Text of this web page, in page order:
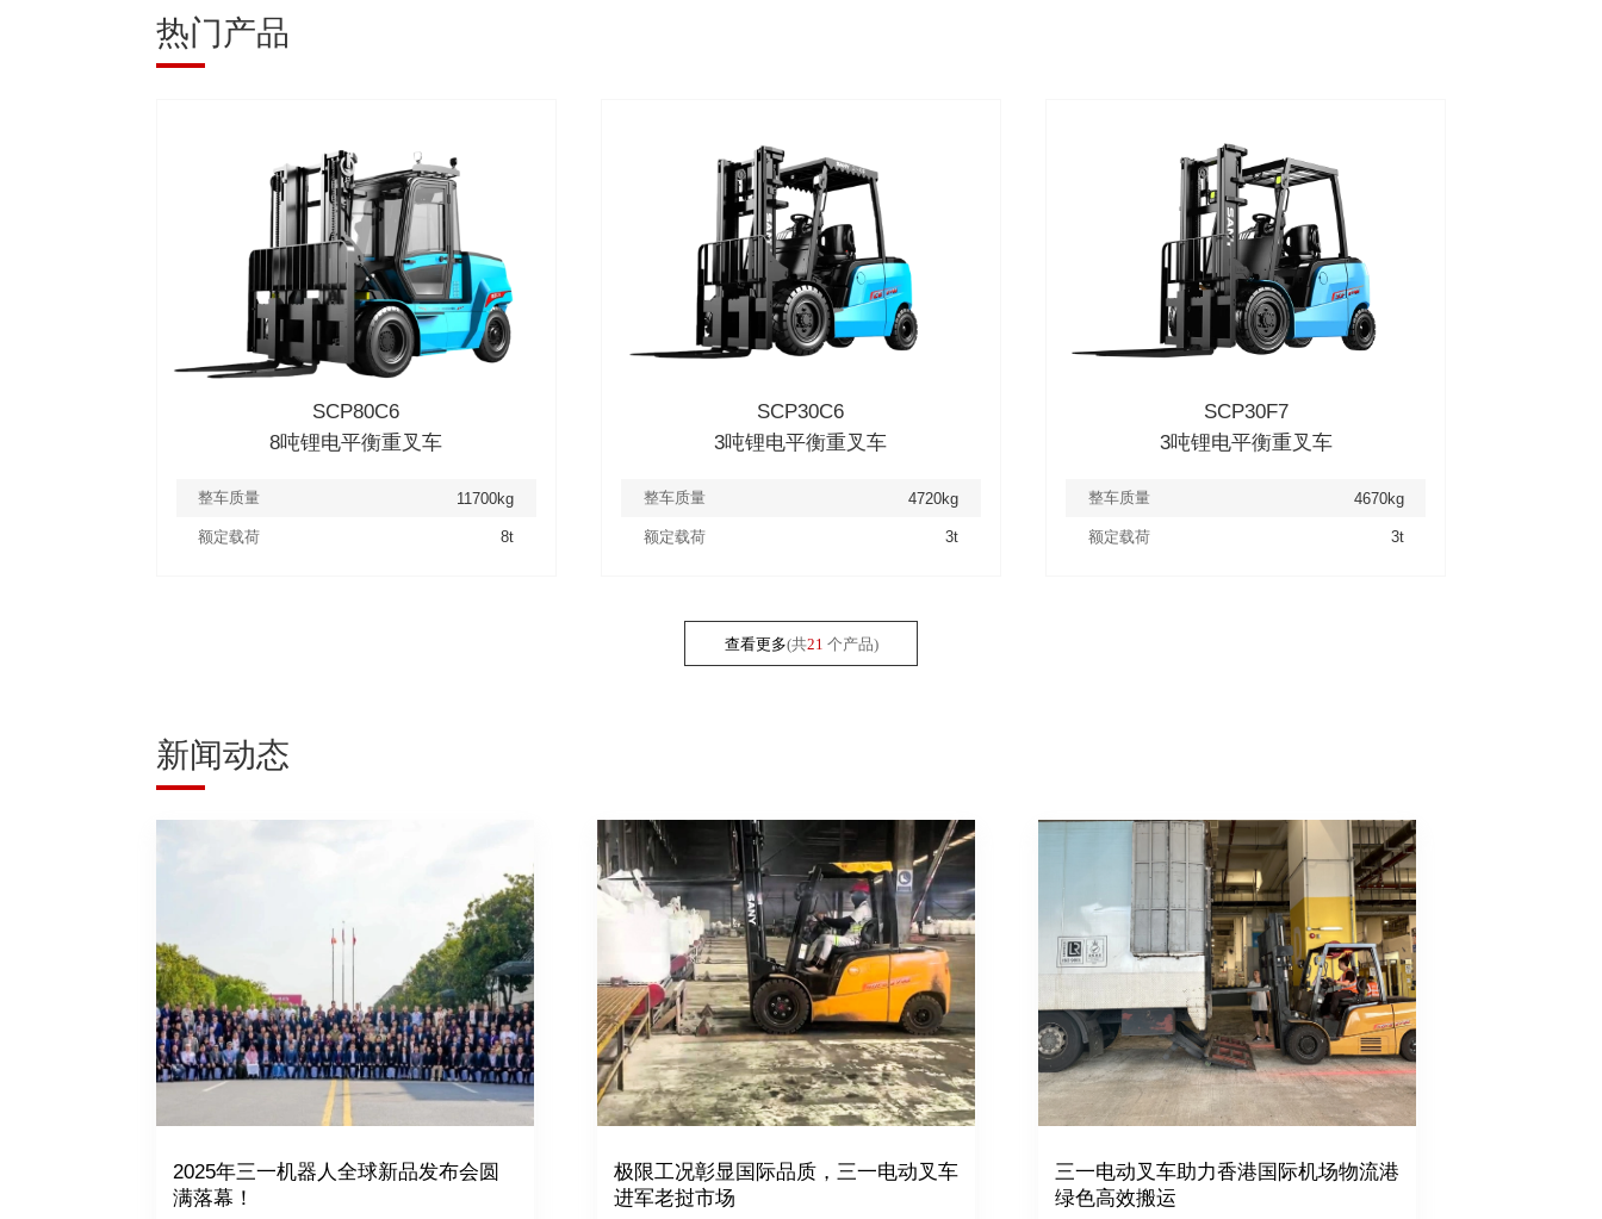
热门产品
SCP80C6
8吨锂电平衡重叉车
整车质量 11700kg
额定载荷 8t
SCP30C6
3吨锂电平衡重叉车
整车质量 4720kg
额定载荷 3t
SCP30F7
3吨锂电平衡重叉车
整车质量 4670kg
额定载荷 3t
查看更多(共21 个产品)
新闻动态
2025年三一机器人全球新品发布会圆
满落幕！
极限工况彰显国际品质，三一电动叉车
进军老挝市场
三一电动叉车助力香港国际机场物流港
绿色高效搬运